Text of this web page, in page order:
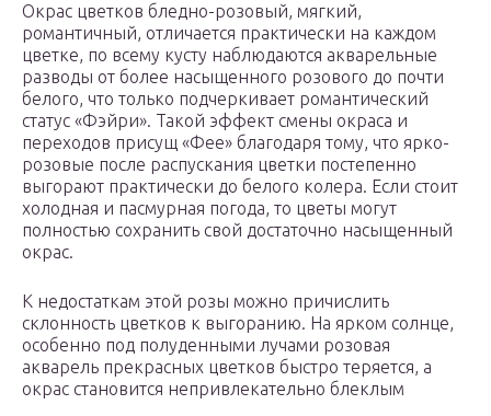
Окрас цветков бледно-розовый, мягкий,
романтичный, отличается практически на каждом
цветке, по всему кусту наблюдаются акварельные
разводы от более насыщенного розового до почти
белого, что только подчеркивает романтический
статус «Фэйри». Такой эффект смены окраса и
переходов присущ «Фее» благодаря тому, что ярко-
розовые после распускания цветки постепенно
выгорают практически до белого колера. Если стоит
холодная и пасмурная погода, то цветы могут
полностью сохранить свой достаточно насыщенный
окрас.
К недостаткам этой розы можно причислить
склонность цветков к выгоранию. На ярком солнце,
особенно под полуденными лучами розовая
акварель прекрасных цветков быстро теряется, а
окрас становится непривлекательно блеклым